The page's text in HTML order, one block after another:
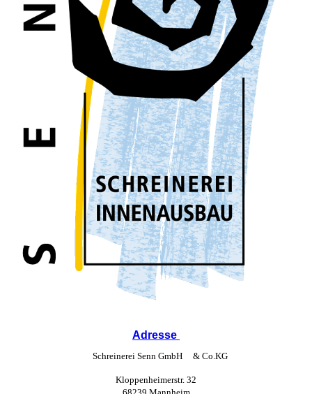
Adresse
Schreinerei Senn GmbH & Co.KG
Kloppenheimerstr. 32